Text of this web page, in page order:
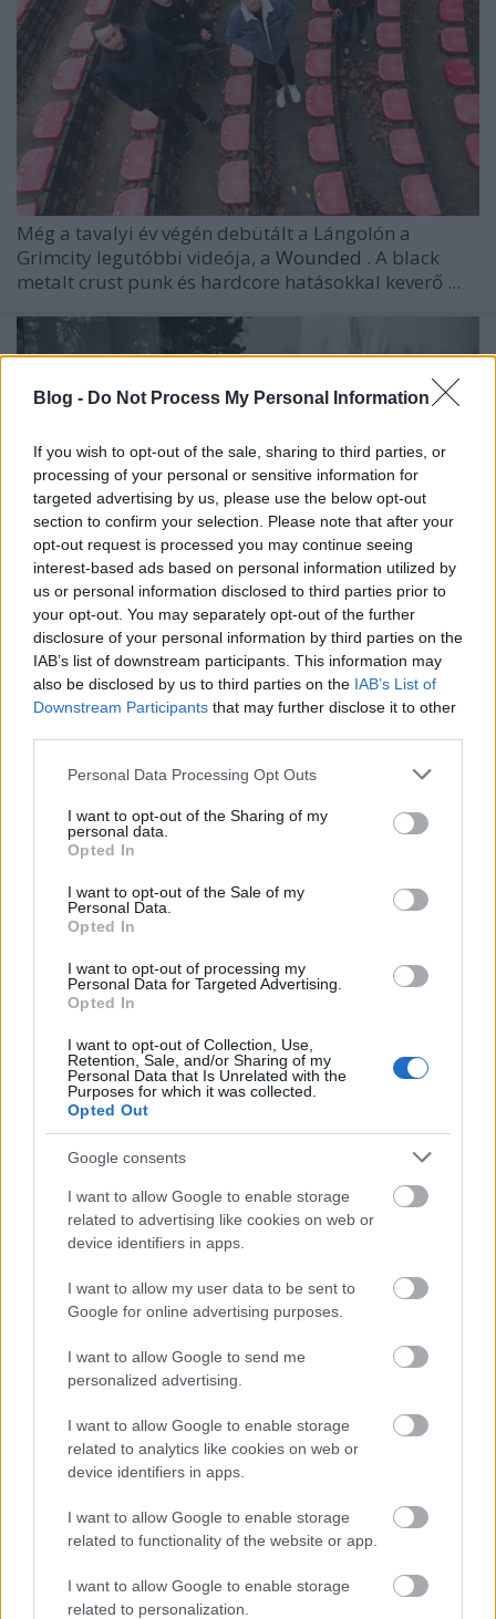
Blog - Do Not Process My Personal Information
If you wish to opt-out of the sale, sharing to third parties, or
processing of your personal or sensitive information for
targeted advertising by us, please use the below opt-out
section to confirm your selection. Please note that after your
opt-out request is processed you may continue seeing
interest-based ads based on personal information utilized by
us or personal information disclosed to third parties prior to
your opt-out. You may separately opt-out of the further
disclosure of your personal information by third parties on the
IAB’s list of downstream participants. This information may
also be disclosed by us to third parties on the IAB’s List of
Downstream Participants that may further disclose it to other
Please note that this website/app uses one or more Google
not limited to your visit or usage behaviour. You may click to
grant or deny consent to Google and its third-party tags to
use your data for below specified purposes in below Google
consent section.
Personal Data Processing Opt Outs
I want to opt-out of the Sharing of my
personal data.
Opted In
I want to opt-out of the Sale of my
Personal Data.
Opted In
I want to opt-out of processing my
Personal Data for Targeted Advertising.
Opted In
I want to opt-out of Collection, Use,
Retention, Sale, and/or Sharing of my
Personal Data that Is Unrelated with the
Purposes for which it was collected.
Opted Out
Google consents
I want to allow Google to enable storage
related to advertising like cookies on web or
device identifiers in apps.
I want to allow my user data to be sent to
Google for online advertising purposes.
I want to allow Google to send me
personalized advertising.
I want to allow Google to enable storage
related to analytics like cookies on web or
device identifiers in apps.
I want to allow Google to enable storage
related to functionality of the website or app.
I want to allow Google to enable storage
related to personalization.
Még a tavalyi év végén debütált a Lángolón a
Grimcity legutóbbi videója, a Wounded . A black
metalt crust punk és hardcore hatásokkal keverő ...
Wounded - Itt a Grimcity új dala és
videóklipje
Új számmal és klippel jelentkezett a black és crust
punk/HC stílusokat keverő budapesti
Grimcity . A
Wounded a zenekar jövő év elején ...
rock és metál újdonságok